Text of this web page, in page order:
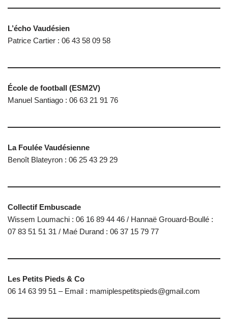
L’écho Vaudésien
Patrice Cartier : 06 43 58 09 58
École de football (ESM2V)
Manuel Santiago : 06 63 21 91 76
La Foulée Vaudésienne
Benoît Blateyron : 06 25 43 29 29
Collectif Embuscade
Wissem Loumachi : 06 16 89 44 46 / Hannaë Grouard-Boullé :
07 83 51 51 31 / Maé Durand : 06 37 15 79 77
Les Petits Pieds & Co
06 14 63 99 51 – Email : mamiplespetitspieds@gmail.com